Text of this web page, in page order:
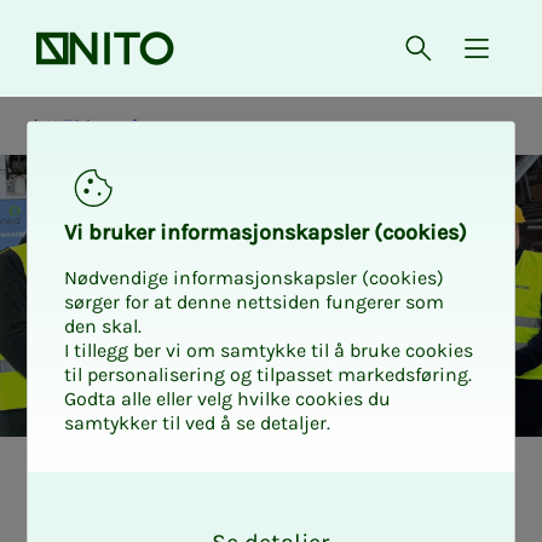
Forsiden Åpne søk
{
NITO i samfunnet
Vi bru­­­ker in­­­for­­­ma­­­sjons­­­kaps­­­­­ler (cookies)
Nødvendige informasjonskapsler (cookies)
sørger for at denne nettsiden fungerer som
den skal.
I tillegg ber vi om samtykke til å bruke cookies
til personalisering og tilpasset markedsføring.
Godta alle eller velg hvilke cookies du
samtykker til ved å se detaljer.